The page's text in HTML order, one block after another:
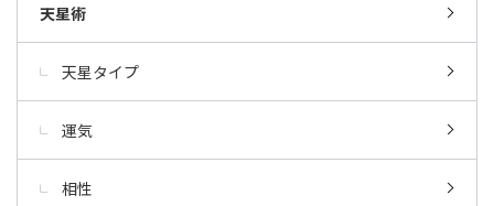
天星術
天星タイプ
運気
相性